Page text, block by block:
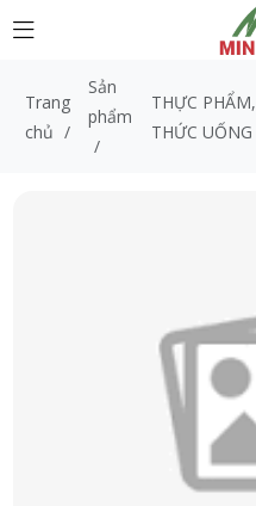
Trang
chủ /
Sản
phẩm
/
THỰC PHẨM,
THỨC UỐNG